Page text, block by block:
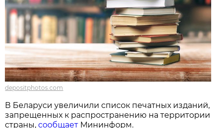
depositphotos.com
В Беларуси увеличили список печатных изданий,
запрещенных к распространению на территории
страны,сообщает Мининформ.